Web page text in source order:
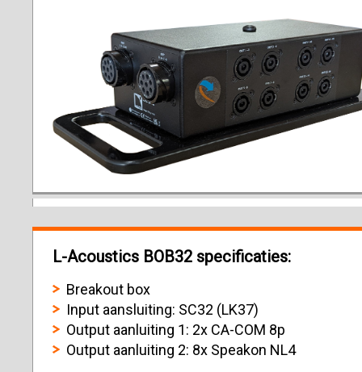
L-Acoustics BOB32 specificaties:
Breakout box
Input aansluiting: SC32 (LK37)
Output aanluiting 1: 2x CA-COM 8p
Output aanluiting 2: 8x Speakon NL4